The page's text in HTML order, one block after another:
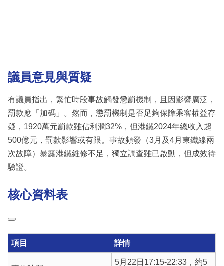
議員意見與質疑
有議員指出，繁忙時段事故觸發懲罰機制，且因影響廣泛，
罰款應「加碼」。然而，懲罰機制是否足夠保障乘客權益存
疑，1920萬元罰款雖佔利潤32%，但港鐵2024年總收入超
500億元，罰款影響或有限。事故頻發（3月及4月東鐵線兩
次故障）暴露港鐵維修不足，獨立調查雖已啟動，但成效待
驗證。
核心資料表
項目 詳情
5月22日17:15-22:33，約5